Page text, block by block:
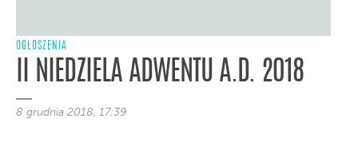
OGŁOSZENIA
II NIEDZIELA ADWENTU A.D. 2018
8 grudnia 2018, 17:39